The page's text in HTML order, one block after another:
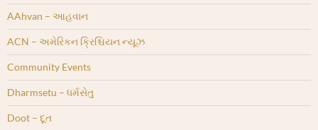
AAhvan – આહવાન
ACN – અમેરિકન ક્રિશ્ચિયન ન્યૂઝ
Community Events
Dharmsetu – ધર્મસેતુ
Doot – દૂત